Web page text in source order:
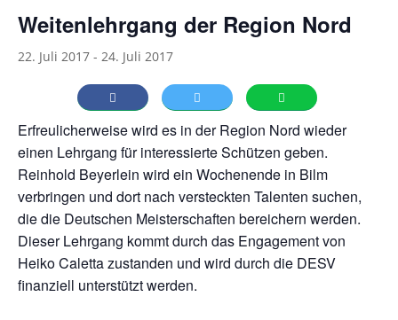
Weitenlehrgang der Region Nord
22. Juli 2017 - 24. Juli 2017
Erfreulicherweise wird es in der Region Nord wieder
einen Lehrgang für interessierte Schützen geben.
Reinhold Beyerlein wird ein Wochenende in Bilm
verbringen und dort nach versteckten Talenten suchen,
die die Deutschen Meisterschaften bereichern werden.
Dieser Lehrgang kommt durch das Engagement von
Heiko Caletta zustanden und wird durch die DESV
finanziell unterstützt werden.